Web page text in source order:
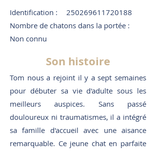
Identification :
250269611720188
Nombre de chatons dans la portée :
Non connu
Son histoire
Tom nous a rejoint il y a sept semaines
pour débuter sa vie d'adulte sous les
meilleurs auspices. Sans passé
douloureux ni traumatismes, il a intégré
sa famille d'accueil avec une aisance
remarquable. Ce jeune chat en parfaite